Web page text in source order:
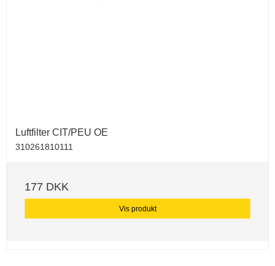
Luftfilter CIT/PEU OE
310261810111
177 DKK
Vis produkt